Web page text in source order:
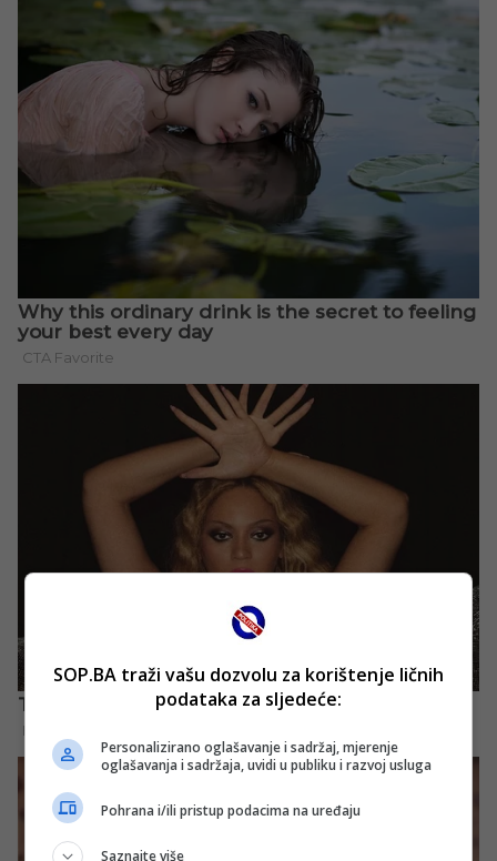
SOP.BA traži vašu dozvolu za korištenje ličnih
podataka za sljedeće:
Personalizirano oglašavanje i sadržaj, mjerenje
oglašavanja i sadržaja, uvidi u publiku i razvoj usluga
Pohrana i/ili pristup podacima na uređaju
Saznajte više